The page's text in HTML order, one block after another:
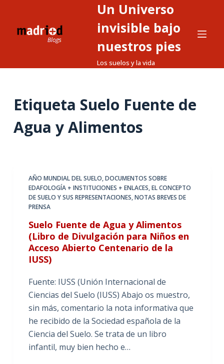
o
Un Universo
invisible bajo
nuestros pies
Los suelos y la vida
Etiqueta Suelo Fuente de
Agua y Alimentos
AÑO MUNDIAL DEL SUELO,DOCUMENTOS SOBRE
EDAFOLOGÍA + INSTITUCIONES + ENLACES,EL CONCEPTO
DE SUELO Y SUS REPRESENTACIONES,NOTAS BREVES DE
PRENSA
Suelo Fuente de Agua y Alimentos
(Libro de Divulgación para Niños en
Acceso Abierto Centenario de la
IUSS)
Fuente: IUSS (Unión Internacional de
Ciencias del Suelo (IUSS) Abajo os muestro,
sin más, comentario la nota informativa que
he recibido de la Sociedad española de la
Ciencia del Suelo. Se trata de un libro
infantil, muy bien hecho e…